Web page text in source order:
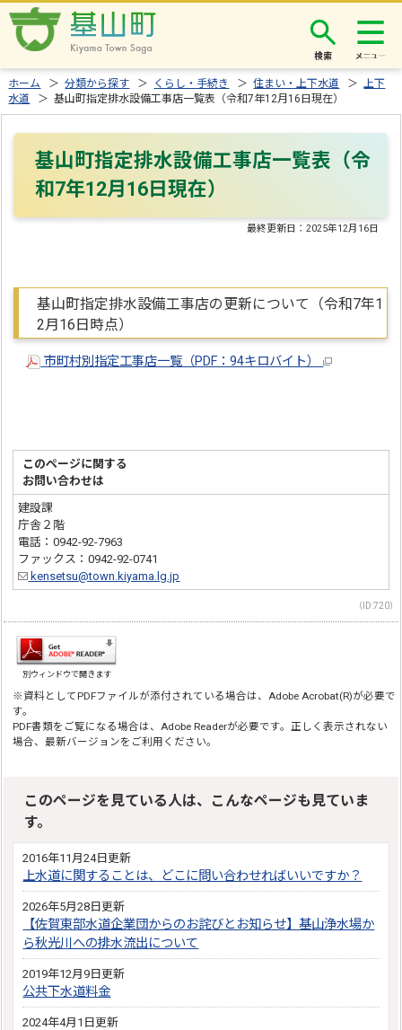
検索
ホーム ＞分類から探す ＞ くらし・手続き ＞住まい・上下水道 ＞上下
水道
＞ 基山町指定排水設備工事店一覧表（令和7年12月16日現在）
基山町指定排水設備工事店一覧表（令
和7年12月16日現在）
最終更新日：2025年12月16日
基山町指定排水設備工事店の更新について（令和7年1
2月16日時点）
市町村別指定工事店一覧（PDF：94キロバイト）
このページに関する
お問い合わせは
建設課
庁舎２階
電話：0942-92-7963
ファックス：0942-92-0741
kensetsu@town.kiyama.lg.jp
（ID:720）
別ウィンドウで開きます
※資料としてPDFファイルが添付されている場合は、Adobe Acrobat(R)が必要で
す。
PDF書類をご覧になる場合は、Adobe Readerが必要です。正しく表示されない
場合、最新バージョンをご利用ください。
このページを見ている人は、こんなページも見ていま
す。
2016年11月24日更新
上水道に関することは、どこに問い合わせればいいですか？
2026年5月28日更新
【佐賀東部水道企業団からのお詫びとお知らせ】基山浄水場か
ら秋光川への排水流出について
2019年12月9日更新
公共下水道料金
2024年4月1日更新